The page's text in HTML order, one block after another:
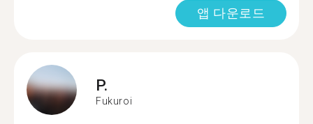
앱 다운로드
P.
Fukuroi